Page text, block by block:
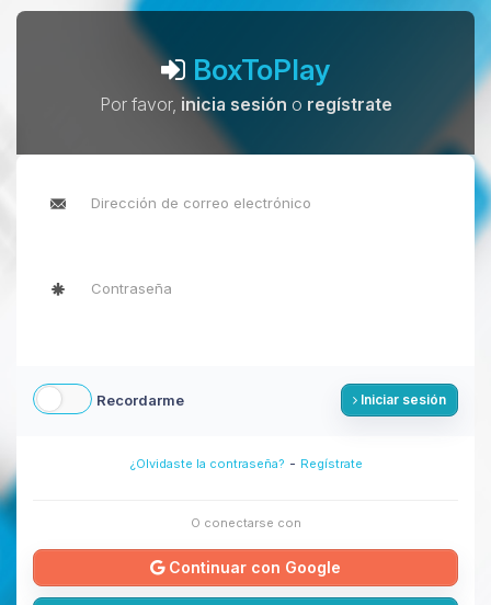
BoxToPlay
Por favor, inicia sesión o regístrate
Recordarme Iniciar sesión
¿Olvidaste la contraseña? - Regístrate
O conectarse con
Continuar con Google